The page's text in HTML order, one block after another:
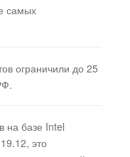
самых
ограничили до 25
на базе Intel
это